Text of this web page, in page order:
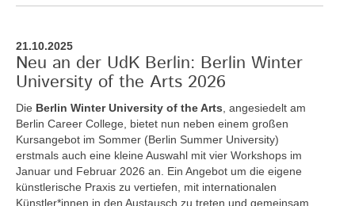
21.10.2025
Neu an der UdK Berlin: Berlin Winter
University of the Arts 2026
Die Berlin Winter University of the Arts , angesiedelt am
Berlin Career College, bietet nun neben einem großen
Kursangebot im Sommer (Berlin Summer University)
erstmals auch eine kleine Auswahl mit vier Workshops im
Januar und Februar 2026 an. Ein Angebot um die eigene
künstlerische Praxis zu vertiefen, mit internationalen
Künstler*innen in den Austausch zu treten und gemeinsam